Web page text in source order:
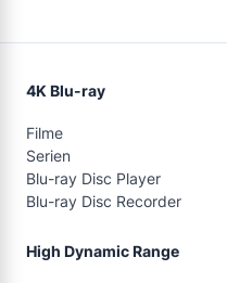
4K Blu-ray
Filme
Serien
Blu-ray Disc Player
Blu-ray Disc Recorder
High Dynamic Range